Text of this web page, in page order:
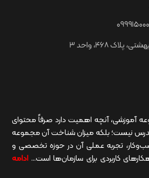
پلاک ۴۶۸، واحد ۳
آموزشی، آنچه اهمیت دارد صرفاً محتوای
نیست؛ بلکه میزان شناخت آن مجموعه
تجربه عملی آن در حوزه تخصصی و
کاربردی برای سازمان‌ها است… ادامه